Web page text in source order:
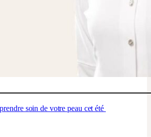
soin de votre peau cet été